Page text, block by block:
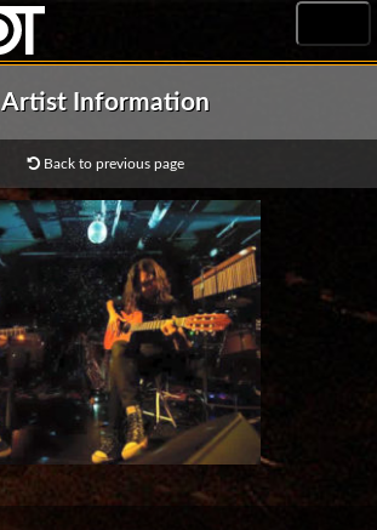
Artist Information
Back to previous page